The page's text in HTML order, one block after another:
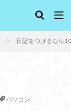
日記をつけるなら
パソコン